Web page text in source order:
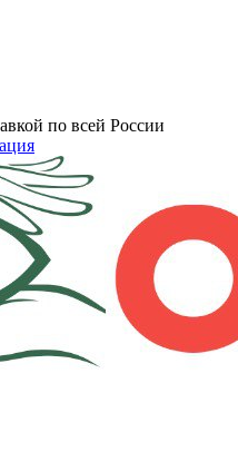
по всей России